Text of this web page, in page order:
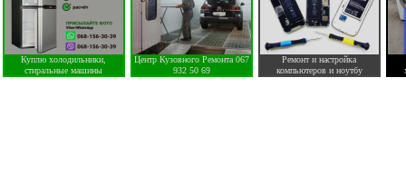
Куплю холодильники,
стиральные машины
Центр Кузовного Ремонта 067
932 50 69
Ремонт и настройка
компьютеров и ноутбу